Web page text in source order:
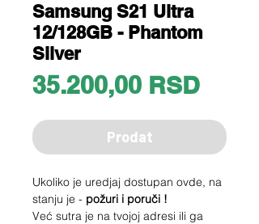
Samsung S21 Ultra
12/128GB - Phantom
Silver
35.200,00 RSDPrice
Prodat
Ukoliko je uredjaj dostupan ovde, na
stanju je - požuri i poruči !
Već sutra je na tvojoj adresi ili ga